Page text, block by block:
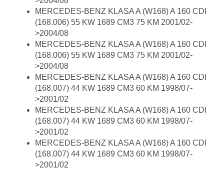
MERCEDES-BENZ KLASA A (W168) A 160 CDI
(168.006) 55 KW 1689 CM3 75 KM 2001/02-
>2004/08
MERCEDES-BENZ KLASA A (W168) A 160 CDI
(168.006) 55 KW 1689 CM3 75 KM 2001/02-
>2004/08
MERCEDES-BENZ KLASA A (W168) A 160 CDI
(168.007) 44 KW 1689 CM3 60 KM 1998/07-
>2001/02
MERCEDES-BENZ KLASA A (W168) A 160 CDI
(168.007) 44 KW 1689 CM3 60 KM 1998/07-
>2001/02
MERCEDES-BENZ KLASA A (W168) A 160 CDI
(168.007) 44 KW 1689 CM3 60 KM 1998/07-
>2001/02